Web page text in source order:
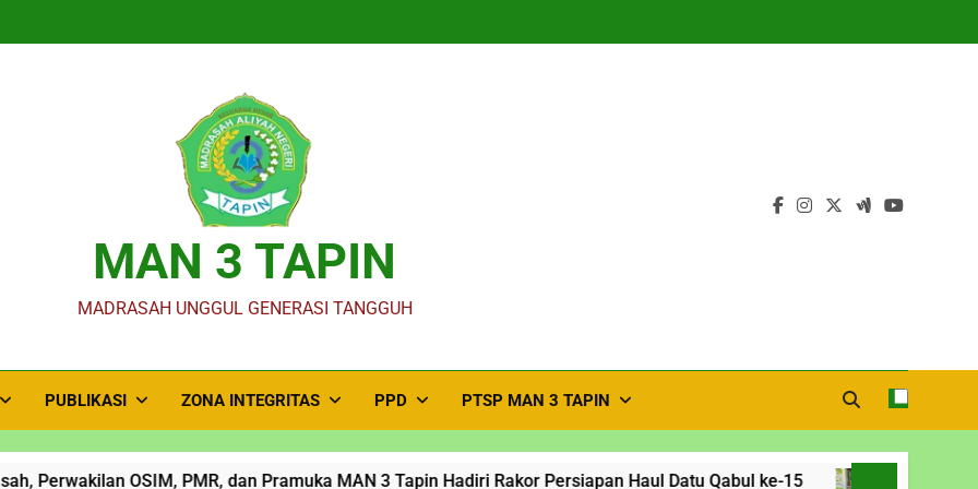
MAN 3 TAPIN
MADRASAH UNGGUL GENERASI TANGGUH
PUBLIKASI ZONA INTEGRITAS PPD PTSP MAN 3 TAPIN
OSIM, PMR, dan Pramuka MAN 3 Tapin Hadiri Rakor Persiapan Haul Datu Qabul ke-15